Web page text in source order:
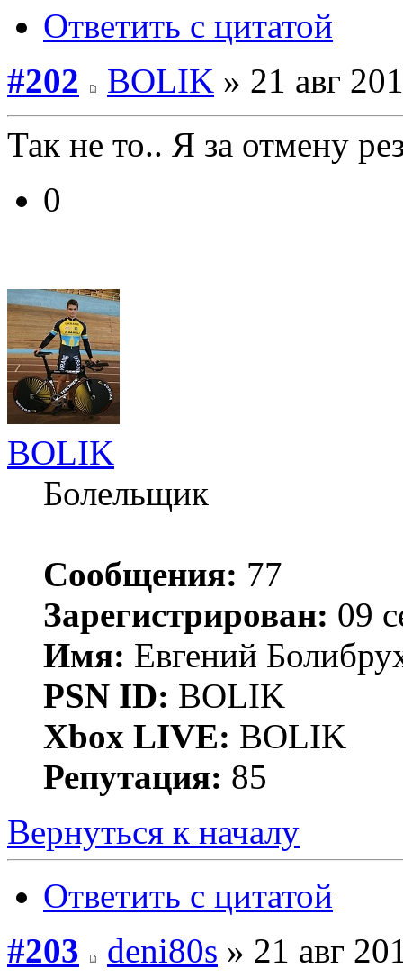
Ответить с цитатой
#202
BOLIK » 21 авг
Так не то.. Я за отмену
0
BOLIK
Болельщик
Сообщения: 77
Зарегистрирован: 09
Имя: Евгений
PSN ID: BOLIK
Xbox LIVE: BOLIK
Репутация: 85
Вернуться к началу
Ответить с цитатой
#203
deni80s » 21 авг